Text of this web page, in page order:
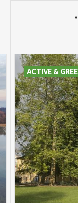
ACTIVE &